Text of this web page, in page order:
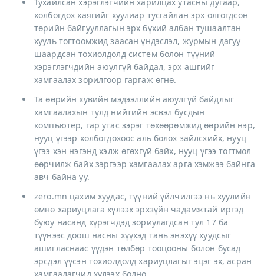
холбогдох хаягийг хуулиар тусгайлан эрх олгогдсон
төрийн байгууллагын эрх бүхий албан тушаалтан
хууль тогтоомжид заасан үндэслэл, журмын дагуу
шаардсан тохиолдолд систем болон түүний
хэрэглэгчдийн аюулгүй байдал, эрх ашгийг
хамгаалах зорилгоор гаргаж өгнө.
Та өөрийн хувийн мэдээллийн аюулгүй байдлыг
хамгаалахын тулд нийтийн эсвэл бусдын
компьютер, гар утас зэрэг төхөөрөмжид өөрийн нэр,
нууц үгээр холбогдохоос аль болох зайлсхийх, нууц
үгээ хэн нэгэнд хэлж өгөхгүй байх, нууц үгээ тогтмол
өөрчилж байх зэргээр хамгаалах арга хэмжээ байнга
авч байна уу.
zero.mn цахим хуудас, түүний үйлчилгээ нь хуулийн
өмнө хариуцлага хүлээх эрхзүйн чадамжтай иргэд
буюу насанд хүрэгчдэд зориулагдсан тул 17 ба
түүнээс доош насны хүүхэд тань энэхүү хуудсыг
ашигласнаас үүдэн төлбөр тооцооны болон бусад
эрсдэл үүсэн тохиолдолд хариуцлагыг эцэг эх, асран